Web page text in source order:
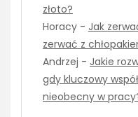
złoto?
Horacy - Jak
zerwać z
Andrzej - Jakie
gdy kluczowy
nieobecny w